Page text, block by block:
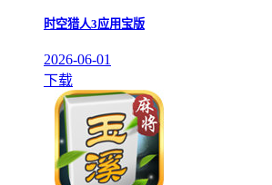
时空猎人3应用宝版
2026-06-01
下载